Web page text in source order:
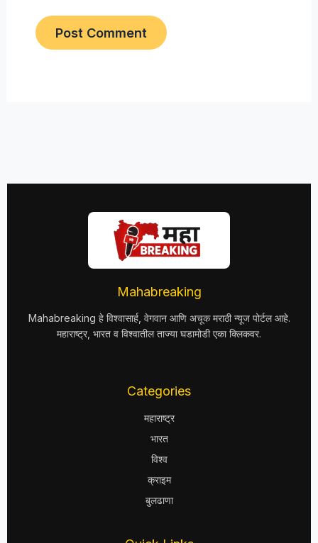
Mahabreaking
Mahabreaking हे विश्वासार्ह, वेगवान आणि अचूक मराठी न्यूज पोर्टल आहे.
महाराष्ट्र, भारत व विश्वातील ताज्या घडामोडी एका क्लिकवर.
Categories
महाराष्ट्र
भारत
विश्व
क्राइम
बुलढाणा